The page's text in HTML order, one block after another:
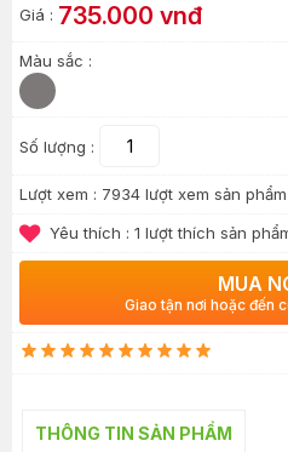
Giá : 735.000 vnđ
Màu sắc :
Số lượng :
Lượt xem : 7934 lượt xem sản
Yêu thích : 1 lượt thích sản
MUA
Giao tận nơi hoặc đến
THÔNG TIN SẢN PHẨM